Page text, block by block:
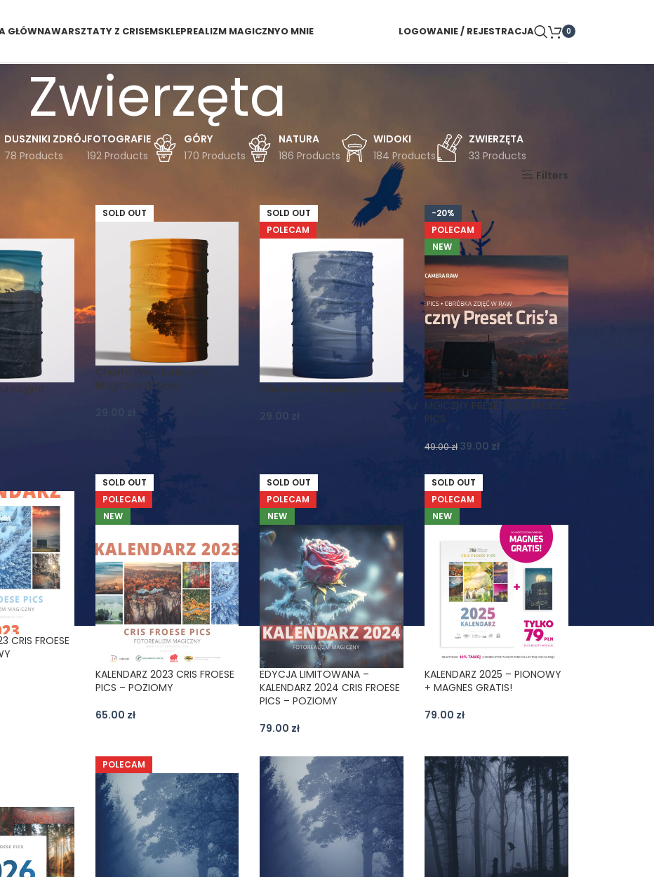
GŁÓWNAWARSZTATY Z CRISEMSKLEPREALIZM MAGICZNYO MNIE LOGOWANIE / REJESTRACJA 0
Zwierzęta
DUSZNIKI ZDRÓJ
78 Products
FOTOGRAFIE
192 Products
GÓRY
170 Products
NATURA
186 Products
WIDOKI
184 Products
ZWIERZĘTA
33 Products
Pokaż 9 Filters
SOLD OUT
Chusta Wielofunkcyjna
Magiczne Drzewo
SOLD OUT
POLECAM
Chusta Wielofunkcyjna Jeleń
29.00 zł
-20%
POLECAM
NEW
MGICZNY PRESET CRIS FROESE
PICS
49.00zł 39.00 zł
CRIS FROESE
SOLD OUT
POLECAM
NEW
KALENDARZ 2023 CRIS FROESE
PICS – POZIOMY
65.00 zł
SOLD OUT
POLECAM
NEW
EDYCJA LIMITOWANA –
KALENDARZ 2024 CRIS FROESE
PICS – POZIOMY
79.00 zł
SOLD OUT
POLECAM
NEW
KALENDARZ 2025 – PIONOWY
+ MAGNES GRATIS!
79.00 zł
POLECAM